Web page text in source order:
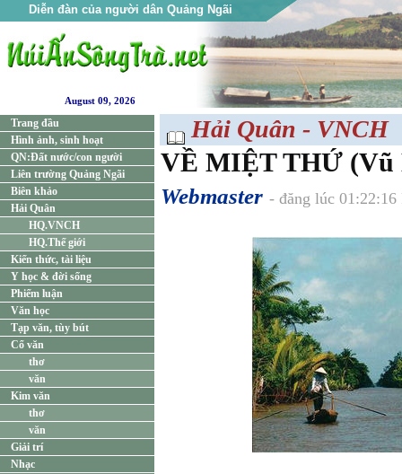
Diễn đàn của người dân Quảng Ngãi
August 09, 2026
Trang đầu
Hình ảnh, sinh hoạt
QN:Đất nước/con người
Liên trường Quảng Ngãi
Biên khảo
Hải Quân
HQ.VNCH
HQ.Thế giới
Kiến thức, tài liệu
Y học & đời sống
Phiếm luận
Văn học
Tạp văn, tùy bút
Cổ văn
thơ
văn
Kim văn
thơ
văn
Giải trí
Nhạc
Hải Quân - VNCH
VỀ MIỆT THỨ (Vũ
Webmaster - đăng lúc